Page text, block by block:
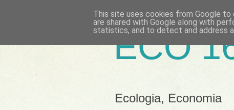
ECO
Ecologia, Economia
This site uses cookies from Google to
are shared with Google along with
statistics, and to detect and address